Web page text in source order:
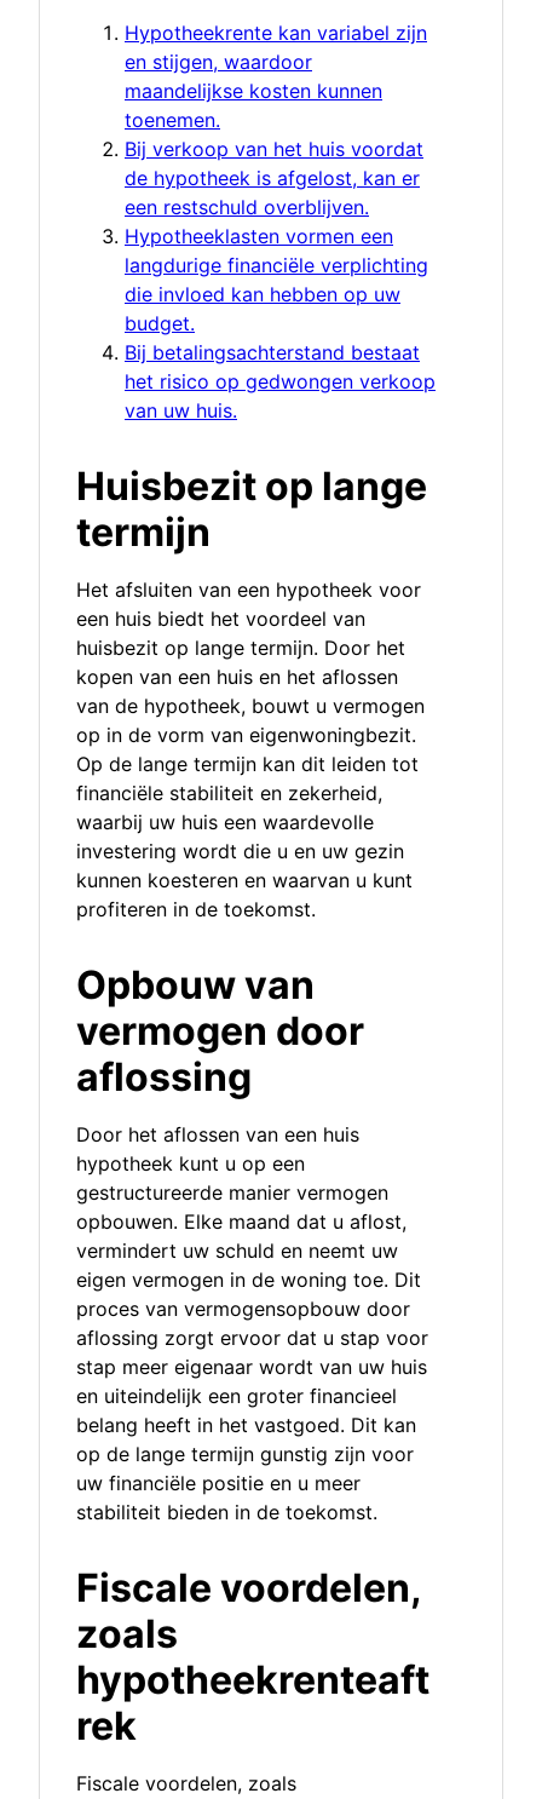
Hypotheekrente kan variabel zijn
en stijgen, waardoor
maandelijkse kosten kunnen
toenemen.
Bij verkoop van het huis voordat
de hypotheek is afgelost, kan er
een restschuld overblijven.
Hypotheeklasten vormen een
langdurige financiële verplichting
die invloed kan hebben op uw
budget.
Bij betalingsachterstand bestaat
het risico op gedwongen verkoop
van uw huis.
Huisbezit op lange
termijn
Het afsluiten van een hypotheek voor
een huis biedt het voordeel van
huisbezit op lange termijn. Door het
kopen van een huis en het aflossen
van de hypotheek, bouwt u vermogen
op in de vorm van eigenwoningbezit.
Op de lange termijn kan dit leiden tot
financiële stabiliteit en zekerheid,
waarbij uw huis een waardevolle
investering wordt die u en uw gezin
kunnen koesteren en waarvan u kunt
profiteren in de toekomst.
Opbouw van
vermogen door
aflossing
Door het aflossen van een huis
hypotheek kunt u op een
gestructureerde manier vermogen
opbouwen. Elke maand dat u aflost,
vermindert uw schuld en neemt uw
eigen vermogen in de woning toe. Dit
proces van vermogensopbouw door
aflossing zorgt ervoor dat u stap voor
stap meer eigenaar wordt van uw huis
en uiteindelijk een groter financieel
belang heeft in het vastgoed. Dit kan
op de lange termijn gunstig zijn voor
uw financiële positie en u meer
stabiliteit bieden in de toekomst.
Fiscale voordelen,
zoals
hypotheekrenteaft
rek
Fiscale voordelen, zoals